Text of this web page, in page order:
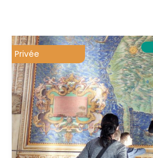
Privée